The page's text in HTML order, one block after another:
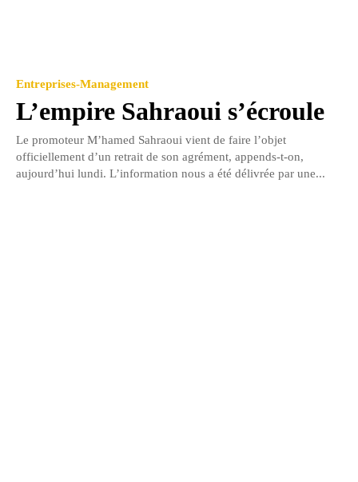
Entreprises-Management
L’empire Sahraoui s’écroule
Le promoteur M’hamed Sahraoui vient de faire l’objet
officiellement d’un retrait de son agrément, appends-t-on,
aujourd’hui lundi. L’information nous a été délivrée par une...